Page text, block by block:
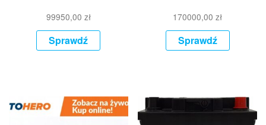
99950,00 zł
Sprawdź
170000,00zł
Sprawdź